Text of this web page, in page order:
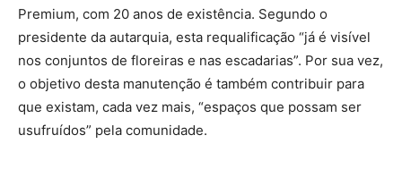
Premium, com 20 anos de existência. Segundo o
presidente da autarquia, esta requalificação “já é visível
nos conjuntos de floreiras e nas escadarias”. Por sua vez,
o objetivo desta manutenção é também contribuir para
que existam, cada vez mais, “espaços que possam ser
usufruídos” pela comunidade.